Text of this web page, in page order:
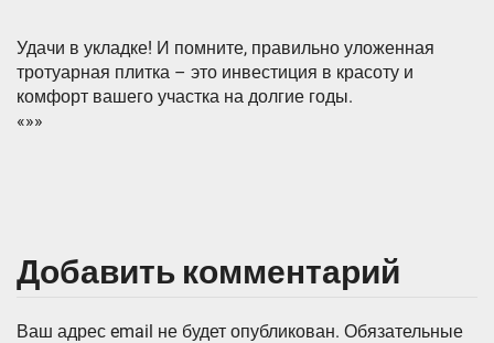
Удачи в укладке! И помните, правильно уложенная
тротуарная плитка – это инвестиция в красоту и
комфорт вашего участка на долгие годы.
«»»
Добавить комментарий
Ваш адрес email не будет опубликован. Обязательные